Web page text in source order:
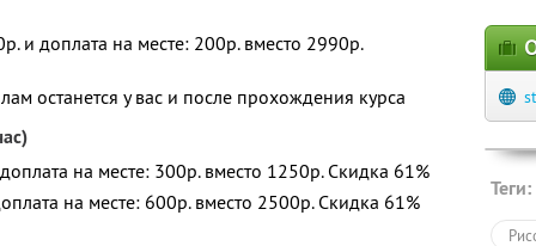
и доплата на месте: 200р. вместо 2990р.
останется у вас и после прохождения курса
на месте: 300р. вместо 1250р. Скидка 61%
на месте: 600р. вместо 2500р. Скидка 61%
Теги: